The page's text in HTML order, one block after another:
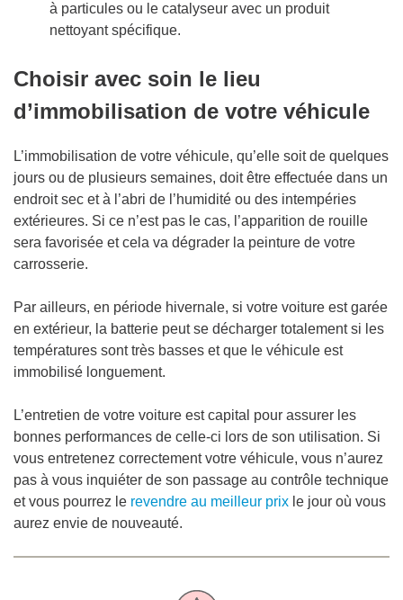
à particules ou le catalyseur avec un produit
nettoyant spécifique.
Choisir avec soin le lieu
d’immobilisation de votre véhicule
L’immobilisation de votre véhicule, qu’elle soit de quelques
jours ou de plusieurs semaines, doit être effectuée dans un
endroit sec et à l’abri de l’humidité ou des intempéries
extérieures. Si ce n’est pas le cas, l’apparition de rouille
sera favorisée et cela va dégrader la peinture de votre
carrosserie.
Par ailleurs, en période hivernale, si votre voiture est garée
en extérieur, la batterie peut se décharger totalement si les
températures sont très basses et que le véhicule est
immobilisé longuement.
L’entretien de votre voiture est capital pour assurer les
bonnes performances de celle-ci lors de son utilisation. Si
vous entretenez correctement votre véhicule, vous n’aurez
pas à vous inquiéter de son passage au contrôle technique
et vous pourrez le revendre au meilleur prix le jour où vous
aurez envie de nouveauté.